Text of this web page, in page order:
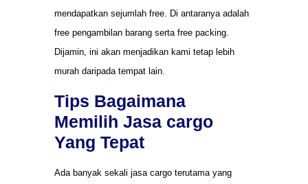
mendapatkan sejumlah free. Di antaranya adalah
free pengambilan barang serta free packing.
Dijamin, ini akan menjadikan kami tetap lebih
murah daripada tempat lain.
Tips Bagaimana
Memilih Jasa cargo
Yang Tepat
Ada banyak sekali jasa cargo terutama yang